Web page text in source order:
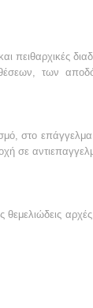
των
στο
σε